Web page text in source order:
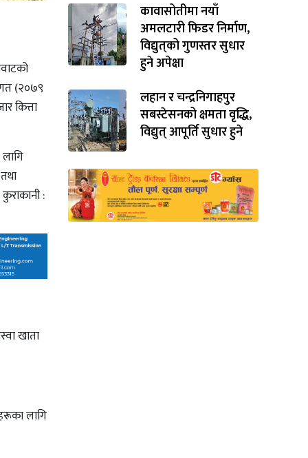
(२०७९
कित्ता
:
खाता
लागि
कावासोतीमा नयाँ
अमलटारी फिडर निर्माण,
विद्युत्‌को गुणस्तर सुधार
हुने अपेक्षा
लहान र चन्द्रनिगाहपुर
सबस्टेसनको क्षमता वृद्धि,
विद्युत् आपूर्ति सुधार हुने